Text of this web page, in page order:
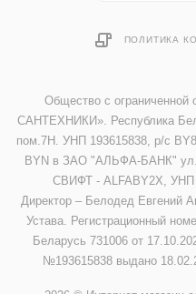
ПОЛИТИКА
Общество с
САНТЕХНИКИ». Республика
пом.7Н. УНП 193615838, р/с
BYN в ЗАО "АЛЬФА-БАНК" ул.
СВИФТ - ALFABY2X, УНП
Директор – Белодед Евгений
Устава. Регистрационный
Беларусь 731006 от
№193615838 выдано